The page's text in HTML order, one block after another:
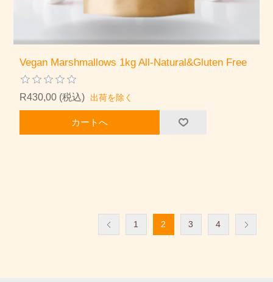
Vegan Marshmallows 1kg All-Natural&Gluten Free
R430,00 (税込) 出荷を除く
カートへ
1 2 3 4